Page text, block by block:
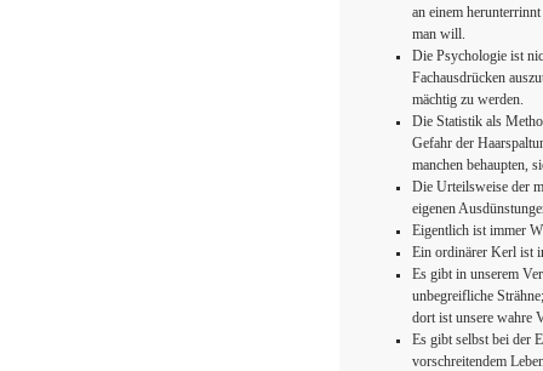
an einem
man will.
Die Psychologie ist
Fachausdrücken
mächtig zu werden.
Die Statistik als
Gefahr der
manchen behaupten,
Die Urteilsweise der
eigenen
Eigentlich ist immer
Ein ordinärer Kerl ist
Es gibt in unserem
unbegreifliche
dort ist unsere wahre
Es gibt selbst bei der
vorschreitendem